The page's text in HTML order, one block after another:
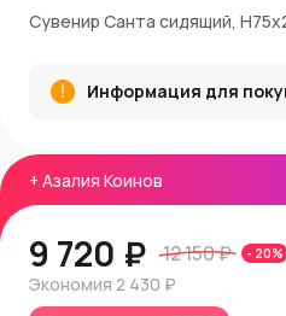
+ Азалия Коинов
9 720 ₽ 12 150 ₽ - 20%
Экономия 2 430 ₽
Материалы и качество
включая текстиль,
элементы. Пышная борода,
подчеркивают высокое
материалы обеспечивают
Этот Санта станет
праздничного интерьера. Его
ёлкой, на каминной полке или
Сувенир Санта сидящий,
Информация для